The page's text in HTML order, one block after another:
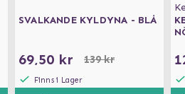
SVALKANDE KYLDYNA - BLÅ
69,50 kr 139 kr
Finns i Lager